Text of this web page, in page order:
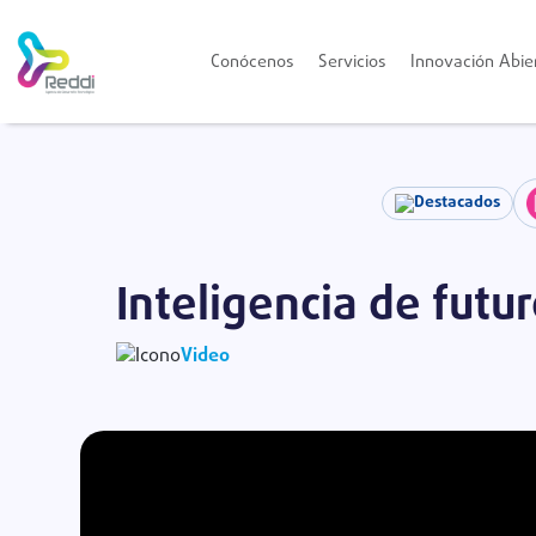
Conócenos Servicios Innovación
Destacados
Inteligencia de
Video